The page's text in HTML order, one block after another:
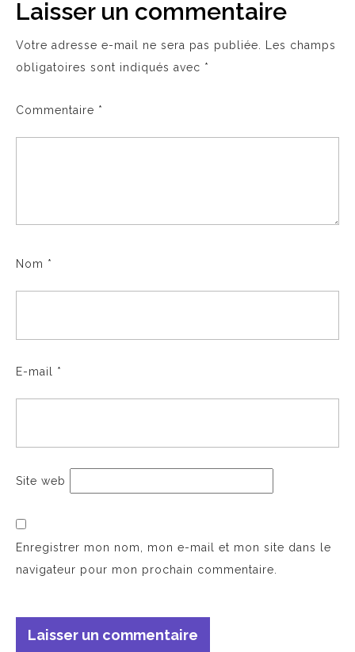
Laisser un commentaire
Votre adresse e-mail ne sera pas publiée.
Les champs
obligatoires sont indiqués avec *
Commentaire *
Nom *
E-mail *
Site web
Enregistrer mon nom, mon e-mail et mon site dans le
navigateur pour mon prochain commentaire.